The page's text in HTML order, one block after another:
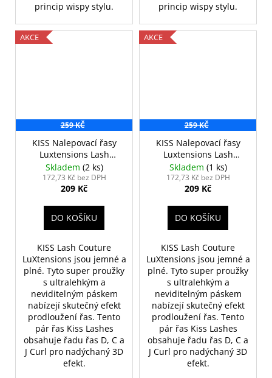
princip wispy stylu.
princip wispy stylu.
AKCE
259 KČ
KISS Nalepovací řasy
Luxtensions Lash
Couture - Black Swan
Skladem (2 ks)
172,73 Kč bez DPH
209 Kč
DO KOŠÍKU
KISS Lash Couture
LuXtensions jsou jemné a
plné. Tyto super proužky
s ultralehkým a
neviditelným páskem
nabízejí skutečný efekt
prodloužení řas. Tento
pár řas Kiss Lashes
obsahuje řadu řas D, C a
J Curl pro nadýchaný 3D
efekt.
AKCE
259 KČ
KISS Nalepovací řasy
Luxtensions Lash
Couture - Classic
Skladem (1 ks)
172,73 Kč bez DPH
209 Kč
DO KOŠÍKU
KISS Lash Couture
LuXtensions jsou jemné a
plné. Tyto super proužky
s ultralehkým a
neviditelným páskem
nabízejí skutečný efekt
prodloužení řas. Tento
pár řas Kiss Lashes
obsahuje řadu řas D, C a
J Curl pro nadýchaný 3D
efekt.